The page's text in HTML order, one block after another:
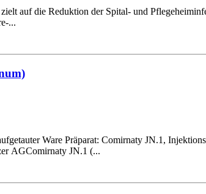
auf die Reduktion der Spital- und
...
69912Wirkstoff:
AGComirnaty JN.1 (...